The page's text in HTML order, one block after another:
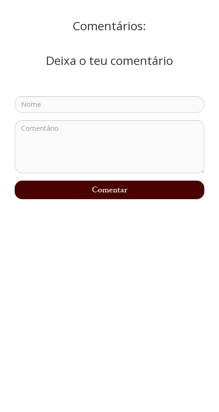
Comentários:
Deixa o teu comentário
Comentar